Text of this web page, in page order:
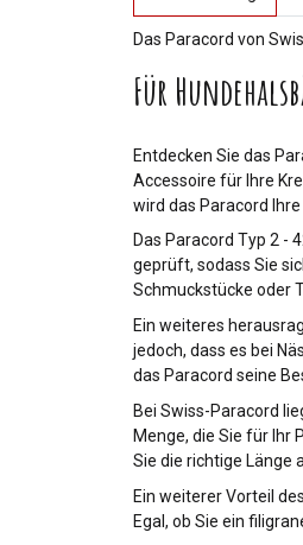
Das Paracord von
Für
Entdecken Sie das
Accessoire für Ihre
wird das Paracord
Das Paracord Typ 2 -
geprüft, sodass Sie
Schmuckstücke oder
Ein weiteres
jedoch, dass es bei
das Paracord seine
Bei Swiss-Paracord
Menge, die Sie für Ihr
Sie die richtige Länge
Ein weiterer Vorteil
Egal, ob Sie ein